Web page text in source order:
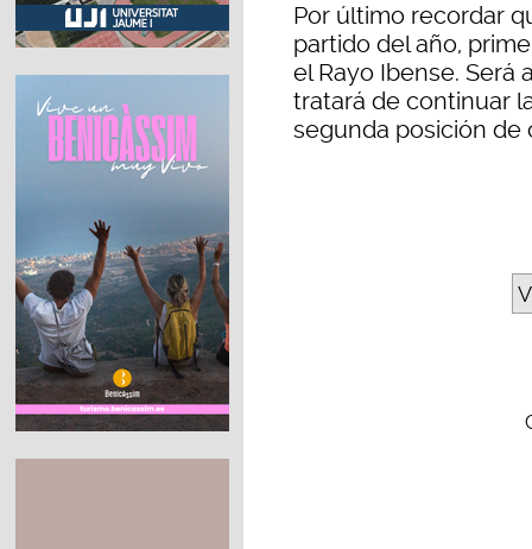
Por último recordar
partido del año,
el Rayo Ibense. Será
tratará de continuar
segunda posición de